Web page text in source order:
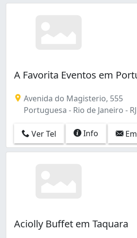
A Favorita Eventos em
Avenida do Magisterio, 555
Portuguesa - Rio de Janeiro - RJ
Ver Tel Info
Aciolly Buffet em Taquara